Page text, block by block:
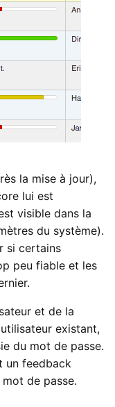
la mise à jour),
lui est
visible dans la
du système).
si certains
peu fiable et les
et de la
existant,
du mot de passe.
un feedback
de passe.